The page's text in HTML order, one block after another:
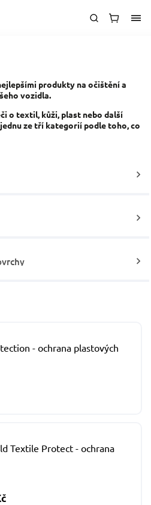
produkty na očištění a
vozidla.
o textil, kůži, plast nebo další
ze tří kategorií podle toho, co
- ochrana plastových
Textile Protect - ochrana